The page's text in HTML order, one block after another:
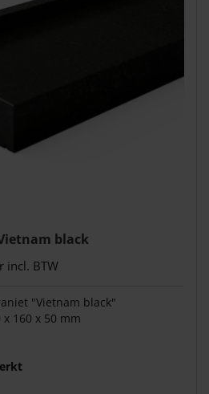
black
incl. BTW
"Vietnam black"
x 160 x 50 mm